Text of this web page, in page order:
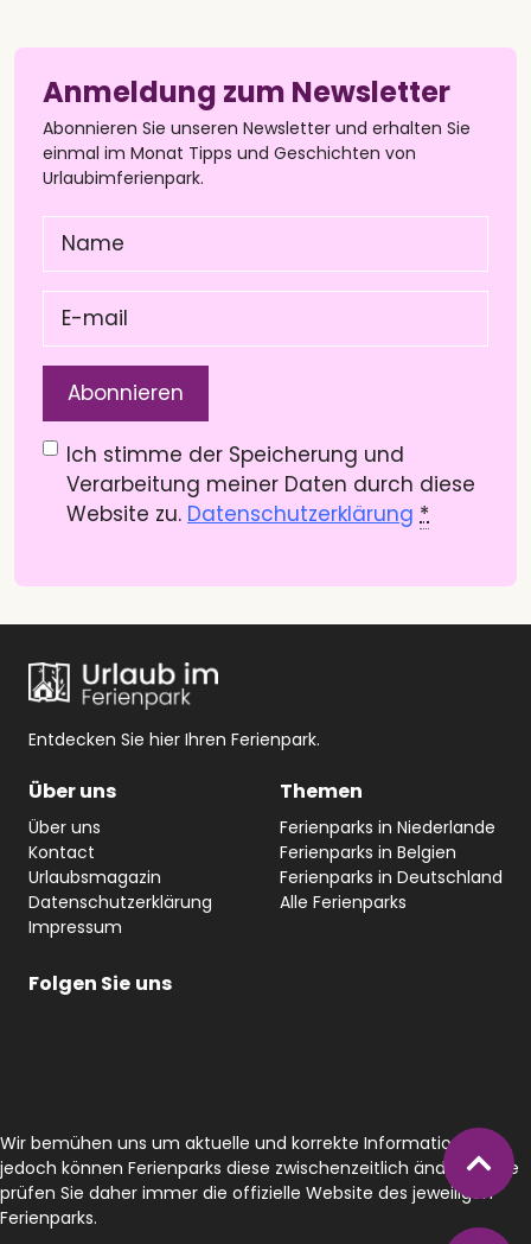
Anmeldung zum Newsletter
Abonnieren Sie unseren Newsletter und erhalten Sie
einmal im Monat Tipps und Geschichten von
Urlaubimferienpark.
Datenschutzerklärung(Pflichtfeld)
Ich stimme der Speicherung und
Verarbeitung meiner Daten durch diese
Website zu. Datenschutzerklärung *
Name
mail (Pflichtfeld)
Entdecken Sie hier Ihren Ferienpark.
Über uns
Über uns
Kontact
Urlaubsmagazin
Datenschutzerklärung
Impressum
Themen
Ferienparks in Niederlande
Ferienparks in Belgien
Ferienparks in Deutschland
Alle Ferienparks
Folgen Sie uns
Wir bemühen uns um aktuelle und korrekte Informationen,
jedoch können Ferienparks diese zwischenzeitlich ändern. Bitte
prüfen Sie daher immer die offizielle Website des jeweiligen
Ferienparks.